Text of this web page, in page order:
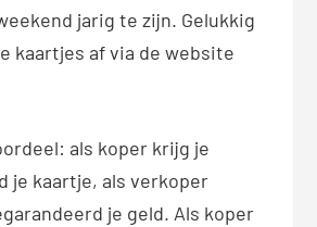
jarig te zijn. Gelukkig
kaartjes af via de website
als koper krijg je
je kaartje, als verkoper
je geld. Als koper